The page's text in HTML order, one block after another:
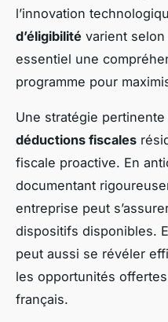
l’innovation
d’éligibilité varient
essentiel une
programme pour
Une stratégie
déductions fiscales
fiscale proactive. En
documentant
entreprise peut
dispositifs disponibles.
peut aussi se révéler
les opportunités
français.